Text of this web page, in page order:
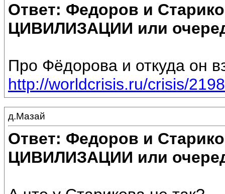
Ответ: Федоров и
ЦИВИЛИЗАЦИИ или
Про Фёдорова и откуда он
http://worldcrisis.ru/crisis/
д.Мазай
Ответ: Федоров и
ЦИВИЛИЗАЦИИ или